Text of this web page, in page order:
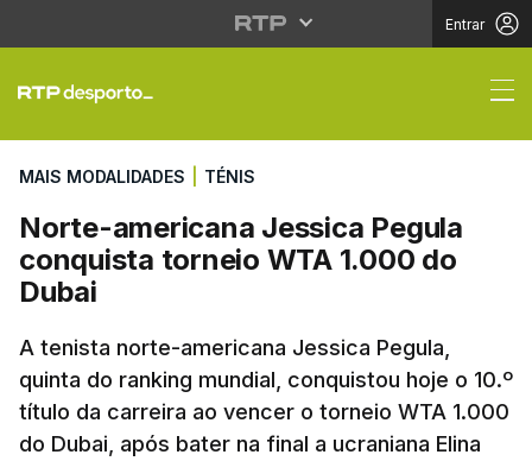
Entrar
Norte-americana
MAIS MODALIDADES TÉNIS
Norte-americana Jessica Pegula
conquista torneio WTA 1.000 do
Dubai
A tenista norte-americana Jessica Pegula,
quinta do ranking mundial, conquistou hoje o 10.º
título da carreira ao vencer o torneio WTA 1.000
do Dubai, após bater na final a ucraniana Elina